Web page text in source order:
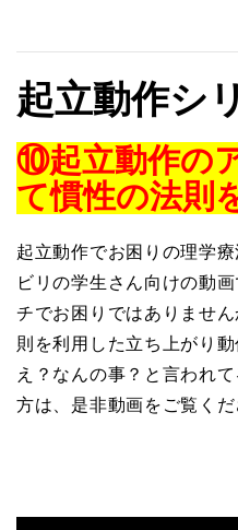
起立動作シ
⑩起立動作の
て慣性の法則
起立動作でお困りの理学
ビリの学生さん向けの動
チでお困りではありませ
則を利用した立ち上がり
え？なんの事？と言われ
方は、是非動画をご覧くだ